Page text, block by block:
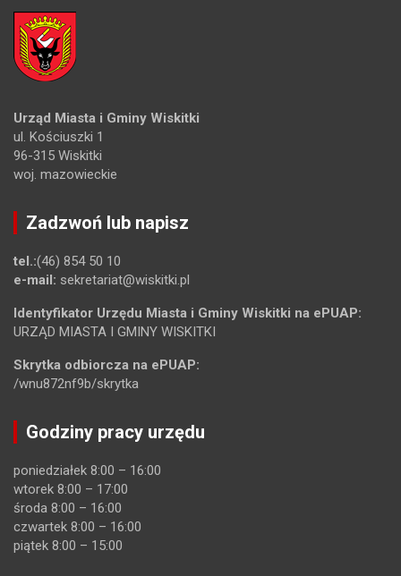
Urząd Miasta i Gminy Wiskitki
ul. Kościuszki 1
96-315 Wiskitki
woj. mazowieckie
Zadzwoń lub napisz
tel.:(46) 854 50 10
e-mail: sekretariat@wiskitki.pl
Identyfikator Urzędu Miasta i Gminy Wiskitki na ePUAP:
URZĄD MIASTA I GMINY WISKITKI
Skrytka odbiorcza na ePUAP:
/wnu872nf9b/skrytka
Godziny pracy urzędu
poniedziałek 8:00 – 16:00
wtorek 8:00 – 17:00
środa 8:00 – 16:00
czwartek 8:00 – 16:00
piątek 8:00 – 15:00